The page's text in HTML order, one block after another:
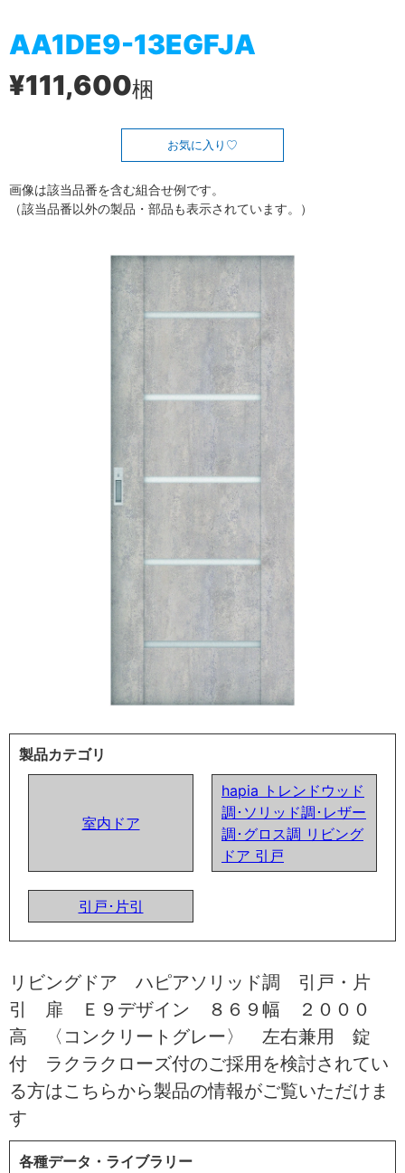
AA1DE9-13EGFJA
¥111,600梱
お気に入り
画像は該当品番を含む組合せ例です。
（該当品番以外の製品・部品も表示されています。）
製品カテゴリ
室内ドア
hapia トレンドウッド
調･ソリッド調･レザー
調･グロス調 リビング
ドア 引戸
引戸･片引
リビングドア ハピアソリッド調 引戸・片
引 扉 Ｅ９デザイン ８６９幅 ２０００
高 〈コンクリートグレー〉 左右兼用 錠
付 ラクラクローズ付のご採用を検討されてい
る方はこちらから製品の情報がご覧いただけま
す
各種データ・ライブラリー